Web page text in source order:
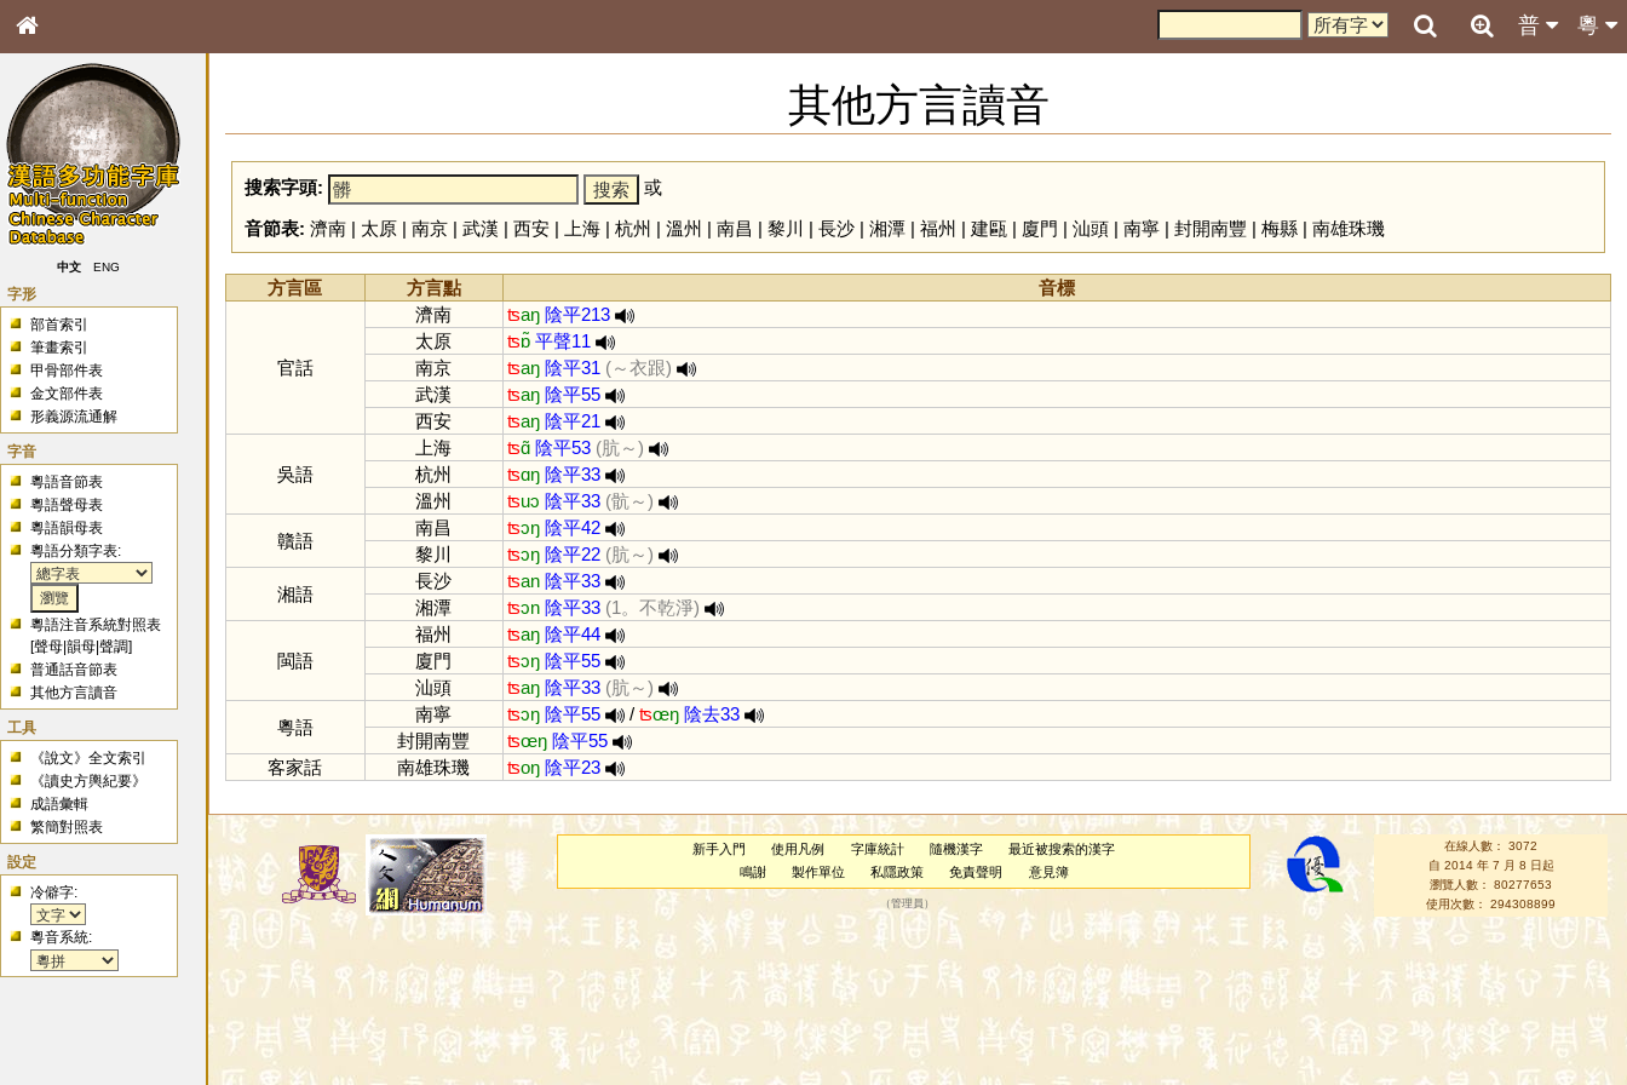
粵
普
中文 ENG
字形
部首索引
筆畫索引
甲骨部件表
金文部件表
形義源流通解
字音
粵語音節表
粵語聲母表
粵語韻母表
粵語分類字表:
粵語注音系統對照表
[聲母 |韻母 |聲調]
普通話音節表
其他方言讀音
工具
《說文》全文索引
《讀史方輿紀要》
成語彙輯
繁簡對照表
設定
冷僻字:
粵音系統:
其他方言讀音
搜索字頭:
或
音節表: 濟南| 太原| 南京| 武漢 | 西安| 上海| 杭州 | 溫州 | 南昌 | 黎川 | 長沙| 湘潭| 福州 | 建甌 | 廈門 | 汕頭| 南寧| 封開南豐 | 梅縣| 南雄珠璣
方言區 方言點 音標
官話
濟南 ʦaŋ 陰平213
太原
ʦɒ̃ 平聲11
南京
ʦaŋ 陰平31 (～衣跟)
武漢
ʦaŋ 陰平55
西安
ʦaŋ 陰平21
吳語
上海 ʦɑ̃ 陰平53 (肮～)
杭州
ʦɑŋ 陰平33
溫州
ʦuɔ 陰平33 (骯～)
贛語
南昌 ʦɔŋ 陰平42
黎川
ʦɔŋ 陰平22 (肮～)
湘語
長沙 ʦan 陰平33
湘潭
ʦɔn 陰平33 (1。不乾淨)
閩語
福州 ʦaŋ 陰平44
廈門
ʦɔŋ 陰平55
汕頭
ʦaŋ 陰平33 (肮～)
粵語
南寧 ʦɔŋ 陰平55 / ʦœŋ 陰去33
封開南豐
ʦœŋ 陰平55
客家話
南雄珠璣 ʦoŋ 陰平23
新手入門 使用凡例 字庫統計 隨機漢字
最近被搜索的漢字
鳴謝
製作單位 私隱政策 免責聲明 意見簿
（管理員 ）
在線人數： 3072
自 2014 年 7 月 8 日起
瀏覽人數： 80277653
使用次數： 294308899